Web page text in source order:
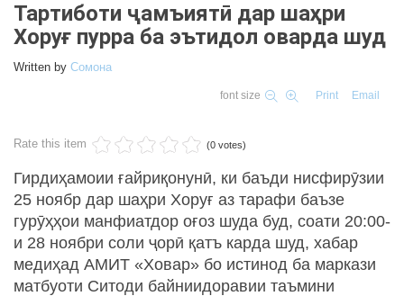
Тартиботи ҷамъиятӣ дар шаҳри
Хоруғ пурра ба эътидол оварда шуд
Written by Cомона
font size Print Email
Rate this item (0 votes)
Гирдиҳамоии ғайриқонунӣ, ки баъди нисфирӯзии
25 ноябр дар шаҳри Хоруғ аз тарафи баъзе
гурӯҳҳои манфиатдор оғоз шуда буд, соати 20:00-
и 28 ноябри соли ҷорӣ қатъ карда шуд, хабар
медиҳад АМИТ «Ховар» бо истинод ба маркази
матбуоти Ситоди байниидоравии таъмини